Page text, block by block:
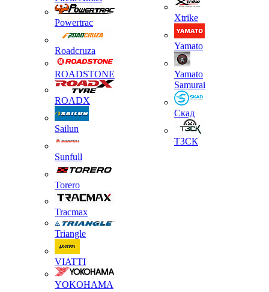
Powertrac
Roadcruza
ROADSTONE
ROADX
Sailun
Sunfull
Torero
Tracmax
Triangle
VIATTI
YOKOHAMA
Xtrike
Yamato
Yamato
Samurai
Скад
ТЗСК